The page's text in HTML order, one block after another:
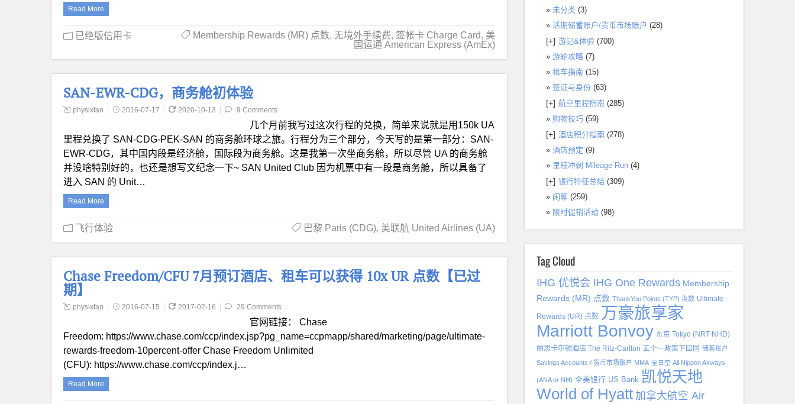
Read More
已绝版信用卡 Membership Rewards (MR) 点数, 无境外手续费, 签帐卡 Charge Card, 美
国运通 American Express (AmEx)
SAN-EWR-CDG，商务舱初体验
physixfan 2016-07-17 2020-10-13 9 Comments
几个月前我写过这次行程的兑换，简单来说就是用150k UA
里程兑换了 SAN-CDG-PEK-SAN 的商务舱环球之旅。行程分为三个部分，今天写的是第一部分：SAN-
EWR-CDG，其中国内段是经济舱，国际段为商务舱。这是我第一次坐商务舱，所以尽管 UA 的商务舱
并没啥特别好的，也还是想写文纪念一下~ SAN United Club 因为机票中有一段是商务舱，所以具备了
进入 SAN 的 Unit…
Read More
飞行体验 巴黎 Paris (CDG), 美联航 United Airlines (UA)
Chase Freedom/CFU 7月预订酒店、租车可以获得 10x UR 点数【已过
期】
physixfan 2016-07-15 2017-02-16 29 Comments
官网链接： Chase
Freedom: https://www.chase.com/ccp/index.jsp?pg_name=ccpmapp/shared/marketing/page/ultimate-
rewards-freedom-10percent-offer Chase Freedom Unlimited
(CFU): https://www.chase.com/ccp/index.j…
Read More
未分类 (3)
活期储蓄账户/货币市场账户 (28)
[+] 游记&体验 (700)
游轮攻略 (7)
租车指南 (15)
签证与身份 (63)
[+] 航空里程指南 (285)
购物技巧 (59)
[+] 酒店积分指南 (278)
酒店预定 (9)
里程冲刺 Mileage Run (4)
[+] 银行特征总结 (309)
闲聊 (259)
限时促销活动 (98)
Tag Cloud
IHG 优悦会 IHG One Rewards Membership
Rewards (MR) 点数 ThankYou Points (TYP) 点数 Ultimate
Rewards (UR) 点数 万豪旅享家
Marriott Bonvoy 东京 Tokyo (NRT NHD)
丽思卡尔顿酒店 The Ritz-Carlton 五个一政策下回国 储蓄账户
Savings Accounts / 货币市场账户 MMA 全日空 All Nippon Airways
(ANA or NH) 全美银行 US Bank 凯悦天地
World of Hyatt 加拿大航空 Air